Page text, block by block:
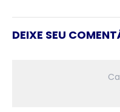
DEIXE SEU